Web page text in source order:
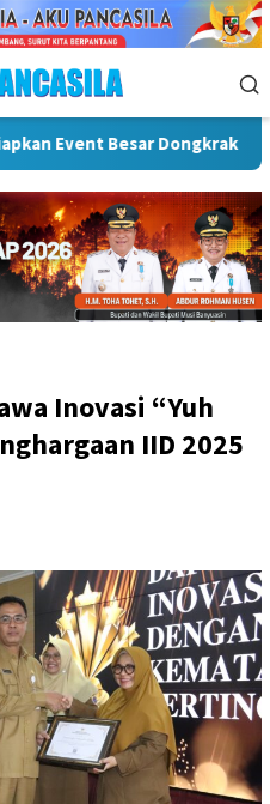
Percepatan Penyaluran
Inovasi “Yuh
IID 2025